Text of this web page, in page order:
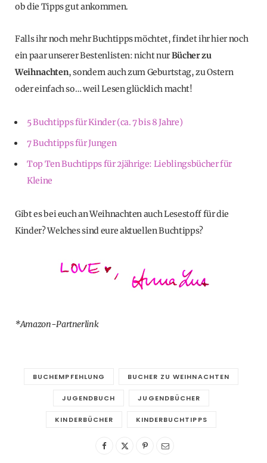
ob die Tipps gut ankommen.
Falls ihr noch mehr Buchtipps möchtet, findet ihr hier noch
ein paar unserer Bestenlisten: nicht nurBücher zu
Weihnachten, sondern auch zum Geburtstag, zu Ostern
oder einfach so… weil Lesen glücklich macht!
5 Buchtipps für Kinder (ca. 7 bis 8 Jahre)
7 Buchtipps für Jungen
Top Ten Buchtipps für 2jährige: Lieblingsbücher für
Kleine
Gibt es bei euch an Weihnachten auch Lesestoff für die
Kinder? Welches sind eure aktuellen Buchtipps?
*Amazon-Partnerlink
BUCHEMPFEHLUNG BUCHER ZU WEIHNACHTEN
JUGENDBUCH JUGENDBÜCHER
KINDERBÜCHER KINDERBUCHTIPPS